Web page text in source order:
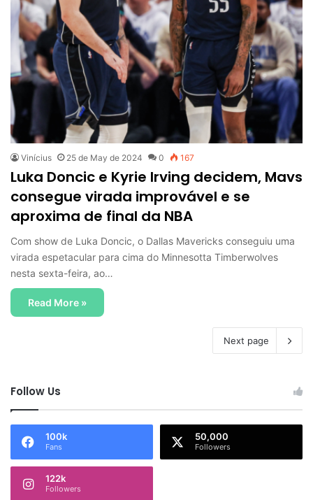
Vinícius 25 de May de 2024 0 167
Luka Doncic e Kyrie Irving decidem, Mavs
consegue virada improvável e se
aproxima de final da NBA
Com show de Luka Doncic, o Dallas Mavericks conseguiu uma
virada espetacular para cima do Minnesotta Timberwolves
nesta sexta-feira, ao…
Read More »
Next page
Follow Us
100k
Fans
50,000
Followers
122k
Followers